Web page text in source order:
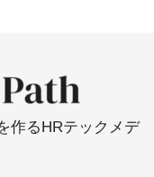
作るHRテックメデ